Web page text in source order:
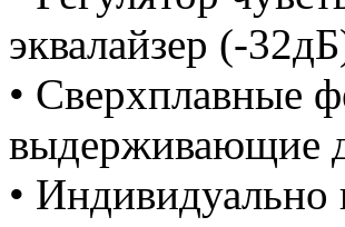
эквалайзер (-
• Сверхплавные
выдерживающие
• Индивидуально